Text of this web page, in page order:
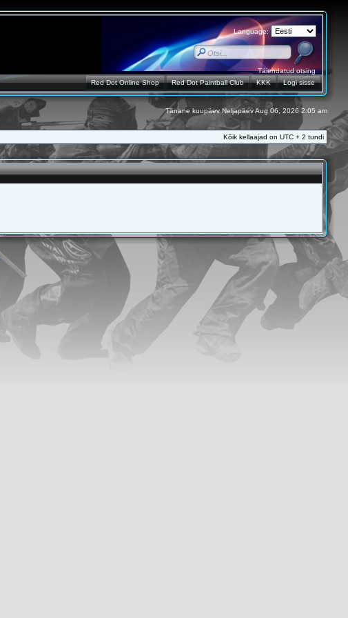
Language:
Täiendatud otsing
Logi sisse
KKK
Red Dot Paintball Club
Red Dot Online Shop
Tänane kuupäev Neljapäev Aug 06, 2026 2:05 am
Kõik kellaajad on UTC + 2 tundi